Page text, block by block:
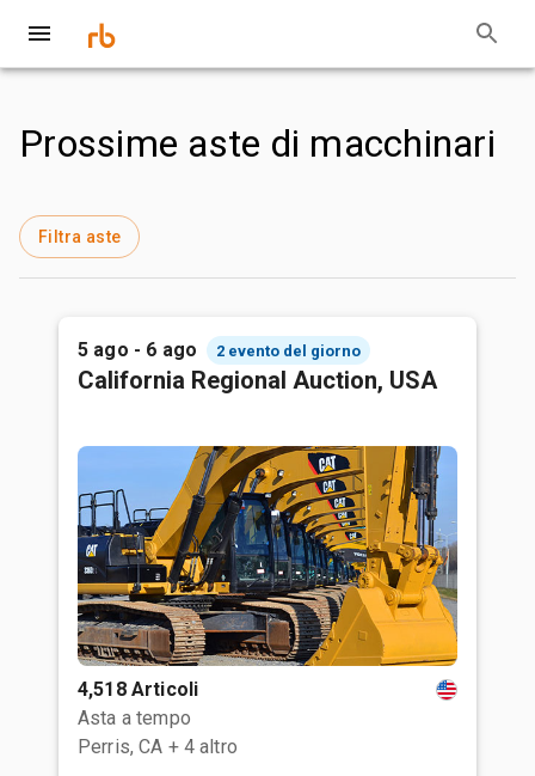
Prossime aste di macchinari
Filtra aste
5 ago - 6 ago 2 evento del giorno
California Regional Auction, USA
4,518 Articoli
Asta a tempo
Perris, CA + 4 altro